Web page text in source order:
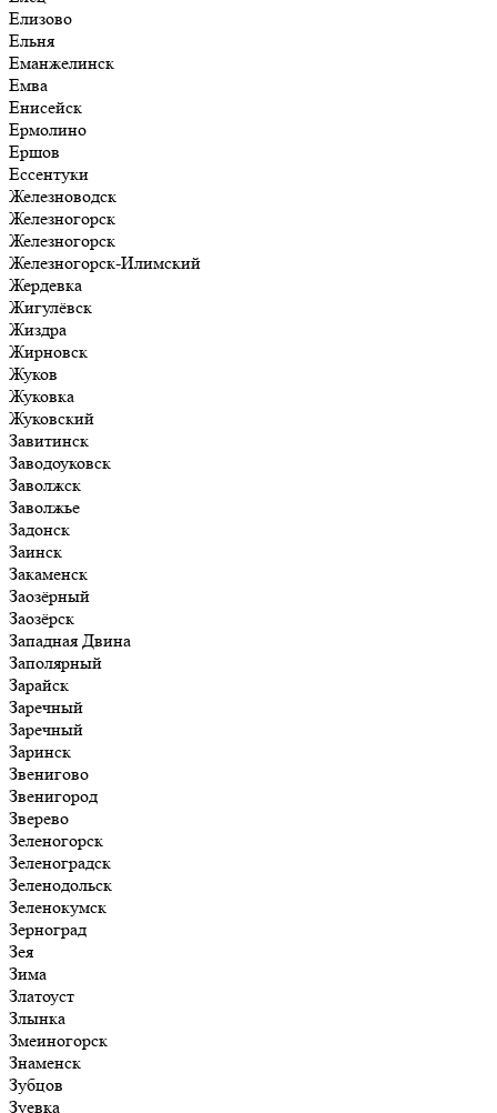
Елизово
Ельня
Еманжелинск
Емва
Енисейск
Ермолино
Ершов
Ессентуки
Железноводск
Железногорск
Железногорск
Железногорск-Илимский
Жердевка
Жигулёвск
Жиздра
Жирновск
Жуков
Жуковка
Жуковский
Завитинск
Заводоуковск
Заволжск
Заволжье
Задонск
Заинск
Закаменск
Заозёрный
Заозёрск
Западная Двина
Заполярный
Зарайск
Заречный
Заречный
Заринск
Звенигово
Звенигород
Зверево
Зеленогорск
Зеленоградск
Зеленодольск
Зеленокумск
Зерноград
Зея
Зима
Златоуст
Злынка
Змеиногорск
Знаменск
Зубцов
Зуевка